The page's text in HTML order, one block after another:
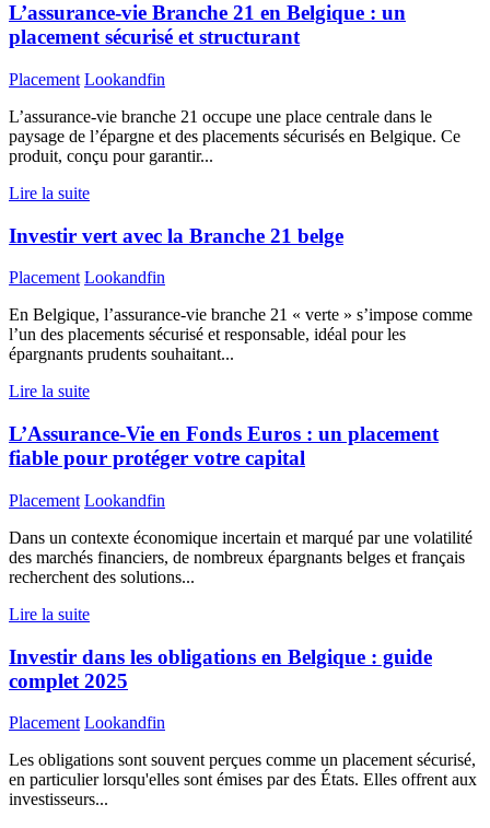
L’assurance-vie Branche 21 en Belgique : un
placement sécurisé et structurant
Placement Lookandfin
L’assurance-vie branche 21 occupe une place centrale dans le
paysage de l’épargne et des placements sécurisés en Belgique. Ce
produit, conçu pour garantir...
Lire la suite
Investir vert avec la Branche 21 belge
Placement Lookandfin
En Belgique, l’assurance-vie branche 21 « verte » s’impose comme
l’un des placements sécurisé et responsable, idéal pour les
épargnants prudents souhaitant...
Lire la suite
L’Assurance-Vie en Fonds Euros : un placement
fiable pour protéger votre capital
Placement Lookandfin
Dans un contexte économique incertain et marqué par une volatilité
des marchés financiers, de nombreux épargnants belges et français
recherchent des solutions...
Lire la suite
Investir dans les obligations en Belgique : guide
complet 2025
Placement Lookandfin
Les obligations sont souvent perçues comme un placement sécurisé,
en particulier lorsqu'elles sont émises par des États. Elles offrent aux
investisseurs...